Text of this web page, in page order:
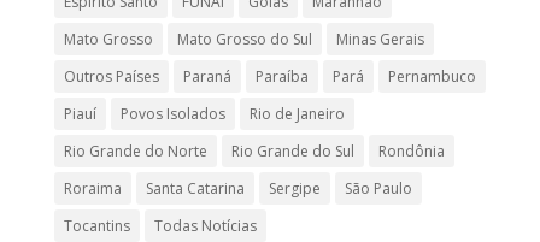
Mato Grosso
Mato Grosso do Sul
Minas Gerais
Outros Países
Paraná Paraíba Pará
Pernambuco
Piauí
Povos Isolados
Rio de Janeiro
Rio Grande do Norte
Rio Grande do Sul
Rondônia
Roraima
Santa Catarina Sergipe
São Paulo
Tocantins
Todas Notícias